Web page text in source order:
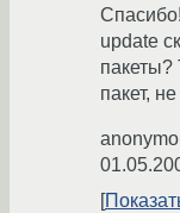
update
пакеты?
пакет,